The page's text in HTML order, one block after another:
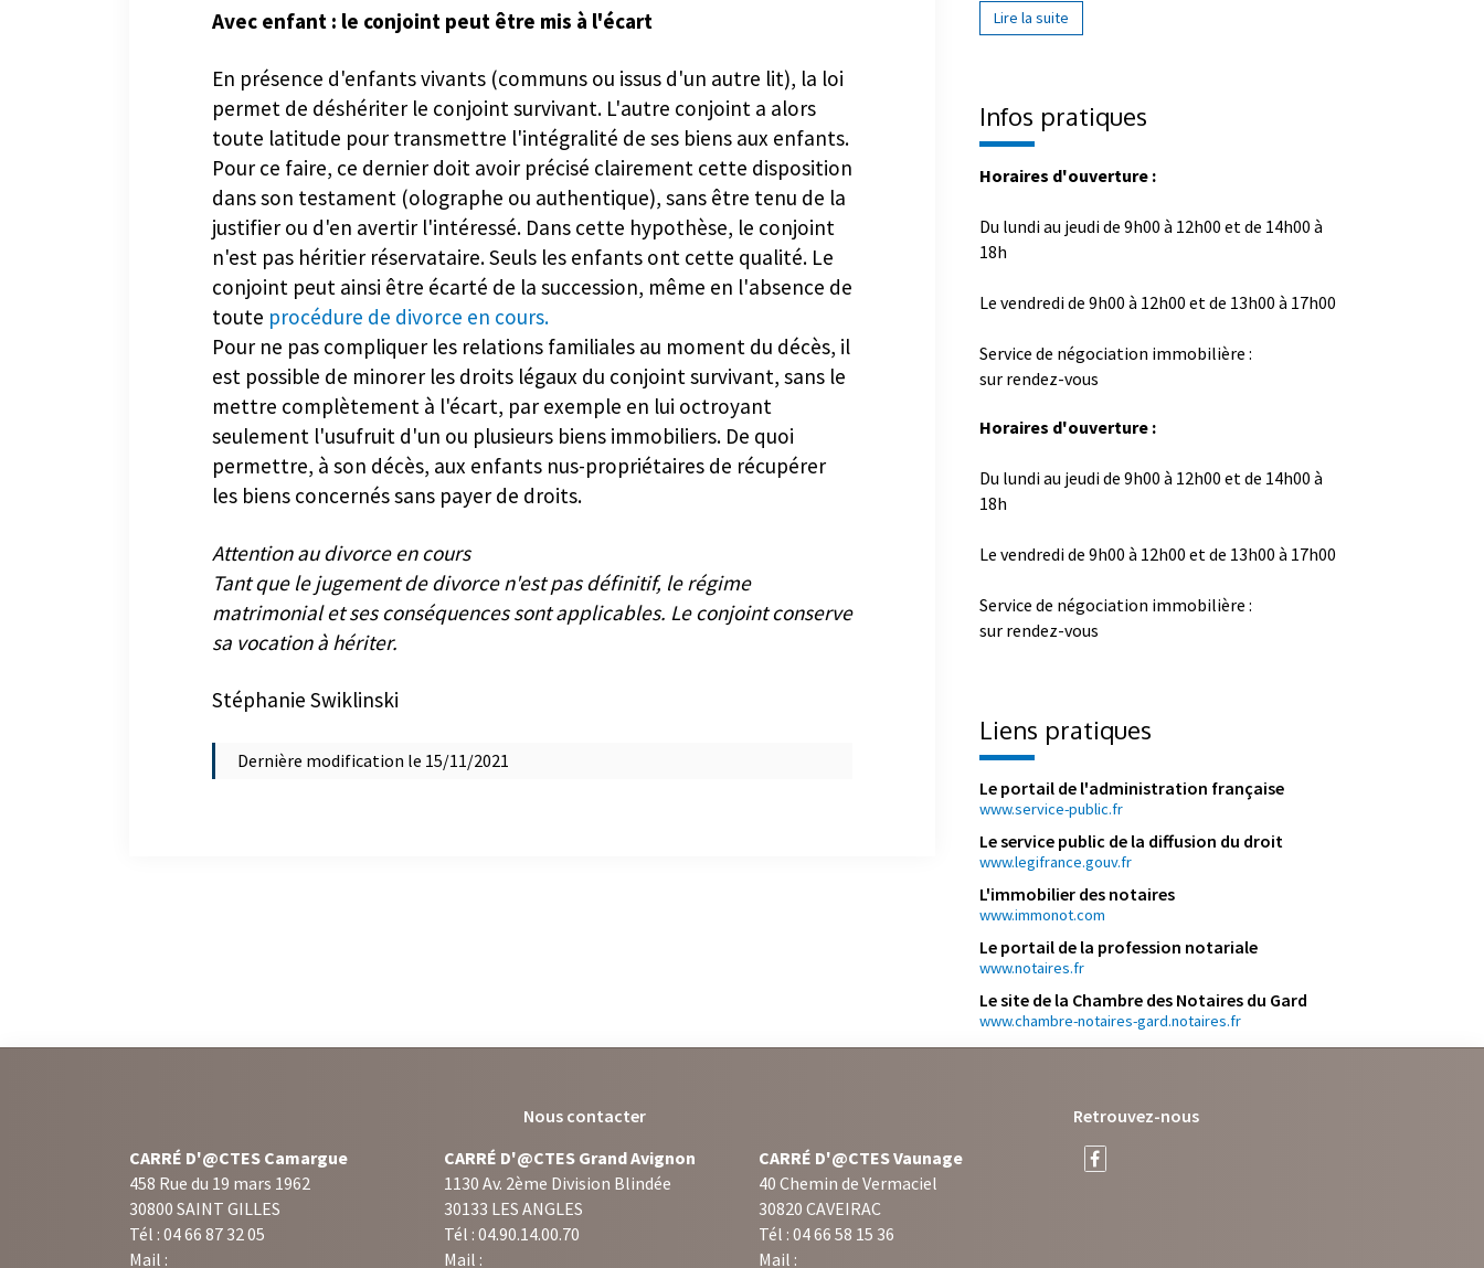
Avec enfant : le conjoint peut être mis à l'écart
En présence d'enfants vivants (communs ou issus d'un autre lit), la loi
permet de déshériter le conjoint survivant. L'autre conjoint a alors
toute latitude pour transmettre l'intégralité de ses biens aux enfants.
Pour ce faire, ce dernier doit avoir précisé clairement cette disposition
dans son testament (olographe ou authentique), sans être tenu de la
justifier ou d'en avertir l'intéressé. Dans cette hypothèse, le conjoint
n'est pas héritier réservataire. Seuls les enfants ont cette qualité. Le
conjoint peut ainsi être écarté de la succession, même en l'absence de
toute procédure de divorce en cours.
Pour ne pas compliquer les relations familiales au moment du décès, il
est possible de minorer les droits légaux du conjoint survivant, sans le
mettre complètement à l'écart, par exemple en lui octroyant
seulement l'usufruit d'un ou plusieurs biens immobiliers. De quoi
permettre, à son décès, aux enfants nus-propriétaires de récupérer
les biens concernés sans payer de droits.
Attention au divorce en cours
Tant que le jugement de divorce n'est pas définitif, le régime
matrimonial et ses conséquences sont applicables. Le conjoint conserve
sa vocation à hériter.
Stéphanie Swiklinski
Dernière modification le 15/11/2021
Lire la suite
Lire la suite
Infos pratiques
Horaires d'ouverture :
Du lundi au jeudi de 9h00 à 12h00 et de 14h00 à
18h
Le vendredi de 9h00 à 12h00 et de 13h00 à 17h00
Service de négociation immobilière :
sur rendez-vous
Horaires d'ouverture :
Du lundi au jeudi de 9h00 à 12h00 et de 14h00 à
18h
Le vendredi de 9h00 à 12h00 et de 13h00 à 17h00
Service de négociation immobilière :
sur rendez-vous
Liens pratiques
Le portail de l'administration française
www.service-public.fr
Le service public de la diffusion du droit
www.legifrance.gouv.fr
L'immobilier des notaires
www.immonot.com
Le portail de la profession notariale
www.notaires.fr
Le site de la Chambre des Notaires du Gard
www.chambre-notaires-gard.notaires.fr
Nous contacter
CARRÉ D'@CTES Camargue
458 Rue du 19 mars 1962
30800 SAINT GILLES
Tél : 04 66 87 32 05
Mail :
CARRÉ D'@CTES Grand Avignon
1130 Av. 2ème Division Blindée
30133 LES ANGLES
Tél : 04.90.14.00.70
Mail :
CARRÉ D'@CTES Vaunage
40 Chemin de Vermaciel
30820 CAVEIRAC
Tél : 04 66 58 15 36
Mail :
Retrouvez-nous